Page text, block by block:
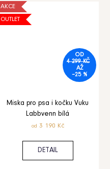
AKCE
OUTLET
OD
4 299 KČ
AŽ
–25 %
Miska pro psa i kočku Vuku
Labbvenn bílá
od 3 190 Kč
DETAIL